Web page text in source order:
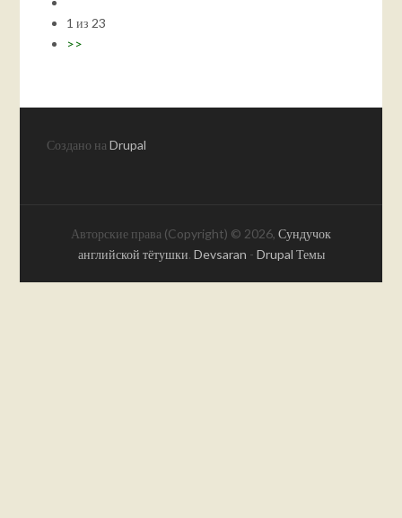
1 из 23
>>
Создано наDrupal
Авторские права (Copyright) © 2026, Сундучок
английской тётушки. Devsaran - Drupal Темы